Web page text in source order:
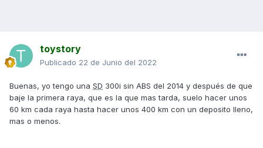
toystory
Publicado 22 de Junio del 2022
Buenas, yo tengo una SD 300i sin ABS del 2014 y después de que
baje la primera raya, que es la que mas tarda, suelo hacer unos
60 km cada raya hasta hacer unos 400 km con un deposito lleno,
mas o menos.